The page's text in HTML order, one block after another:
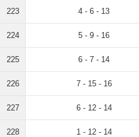
223 4 - 6 - 13
224 5 - 9 - 16
225 6 - 7 - 14
226 7 - 15 - 16
227 6 - 12 - 14
228 1 - 12 - 14